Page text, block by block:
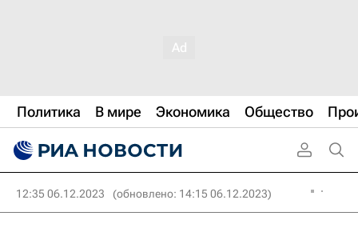
Политика В мире Экономика Общество
12:35 06.12.2023 (обновлено: 14:15 06.12.2023)